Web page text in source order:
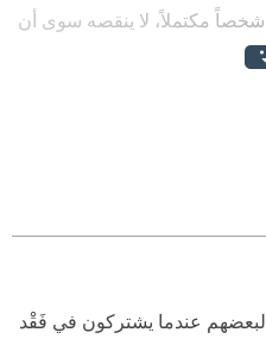
مكتملاً، لا ينقصه سوى أن
عندما يشتركون في فَقْد